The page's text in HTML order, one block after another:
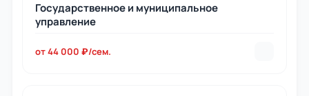
Государственное и муниципальное
управление
от 44 000 ₽/сем.